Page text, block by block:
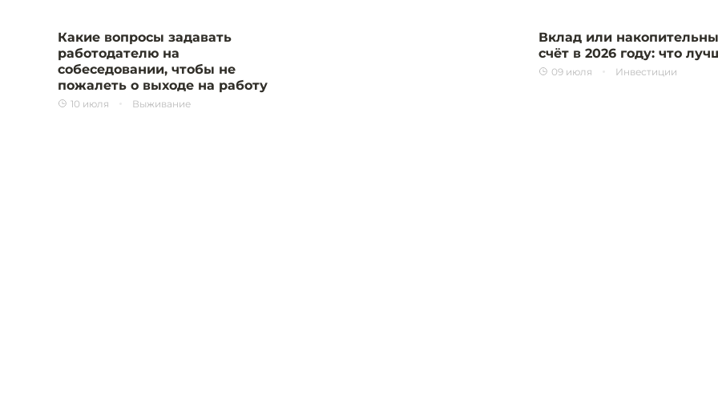
Какие вопросы задавать
работодателю на
собеседовании, чтобы не
пожалеть о выходе на работу
10 июля Выживание
Вклад или
счёт в 2026 году: что
09 июля Инвестиции